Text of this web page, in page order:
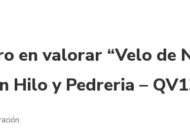
en valorar “Velo de
Hilo y Pedreria –